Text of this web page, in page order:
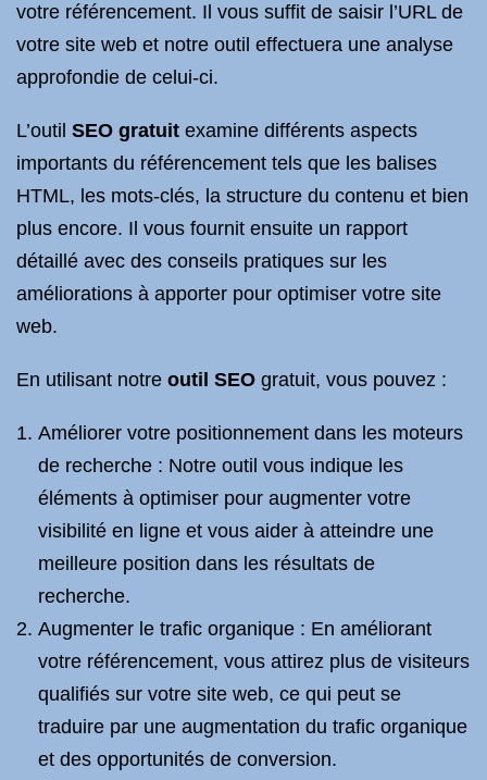
votre référencement. Il vous suffit de saisir l’URL de
votre site web et notre outil effectuera une analyse
approfondie de celui-ci.
L’outil SEO gratuit examine différents aspects
importants du référencement tels que les balises
HTML, les mots-clés, la structure du contenu et bien
plus encore. Il vous fournit ensuite un rapport
détaillé avec des conseils pratiques sur les
améliorations à apporter pour optimiser votre site
web.
En utilisant notre outil SEO gratuit, vous pouvez :
Améliorer votre positionnement dans les moteurs
de recherche : Notre outil vous indique les
éléments à optimiser pour augmenter votre
visibilité en ligne et vous aider à atteindre une
meilleure position dans les résultats de
recherche.
Augmenter le trafic organique : En améliorant
votre référencement, vous attirez plus de visiteurs
qualifiés sur votre site web, ce qui peut se
traduire par une augmentation du trafic organique
et des opportunités de conversion.